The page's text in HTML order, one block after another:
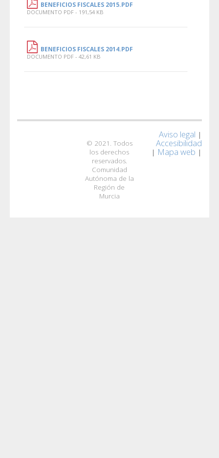
BENEFICIOS FISCALES 2015.PDF
DOCUMENTO PDF - 191,54 KB
BENEFICIOS FISCALES 2014.PDF
DOCUMENTO PDF - 42,61 KB
© 2021. Todos
los derechos
reservados.
Comunidad
Autónoma de la
Región de
Murcia
Aviso legal |
Accesibilidad
| Mapa web |